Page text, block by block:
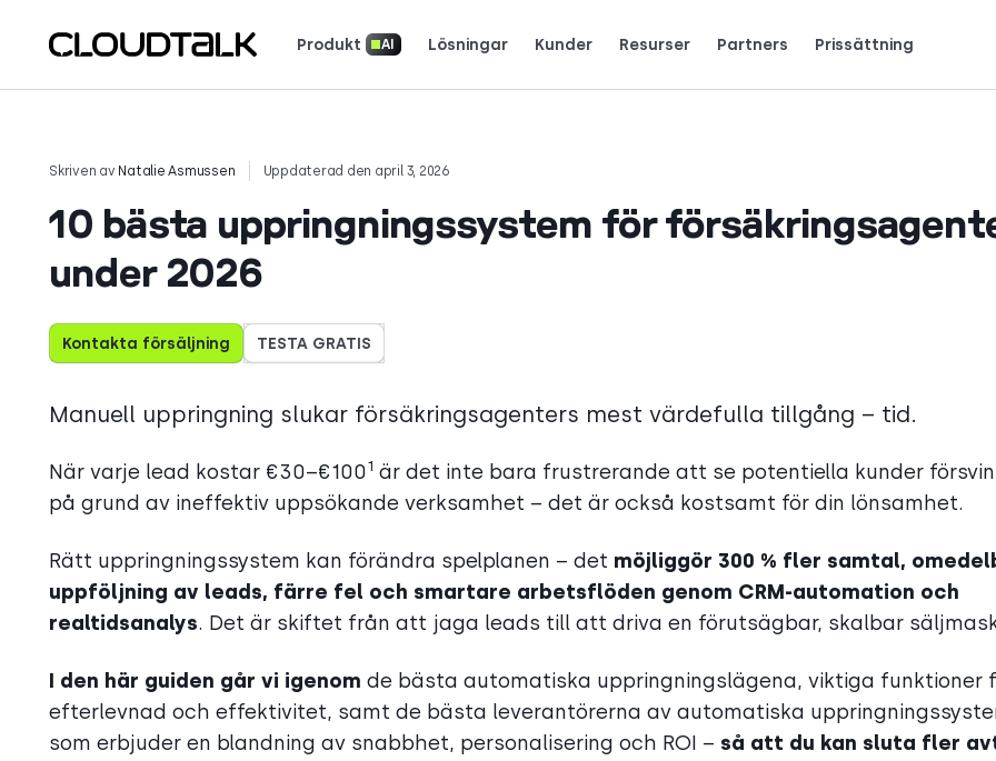
Produkt AI Lösningar Kunder Resurser Partners Prissättning
Skriven av Natalie Asmussen Uppdaterad den april 3, 2026
10 bästa uppringningssystem för
under 2026
Kontakta försäljning TESTA GRATIS
Manuell uppringning slukar försäkringsagenters mest värdefulla tillgång – tid.
När varje lead kostar €30–€1001 är det inte bara frustrerande att se potentiella kunder
på grund av ineffektiv uppsökande verksamhet – det är också kostsamt för din lönsamhet.
Rätt uppringningssystem kan förändra spelplanen – det möjliggör 300 % fler samtal,
uppföljning av leads, färre fel och smartare arbetsflöden genom CRM-automation och
realtidsanalys. Det är skiftet från att jaga leads till att driva en förutsägbar, skalbar
I den här guiden går vi igenom de bästa automatiska uppringningslägena, viktiga funktioner
efterlevnad och effektivitet, samt de bästa leverantörerna av automatiska
som erbjuder en blandning av snabbhet, personalisering och ROI – så att du kan sluta fler